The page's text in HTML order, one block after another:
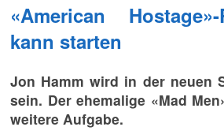
«American
kann starten
Jon Hamm wird in der neuen
sein. Der ehemalige «Mad
weitere Aufgabe.